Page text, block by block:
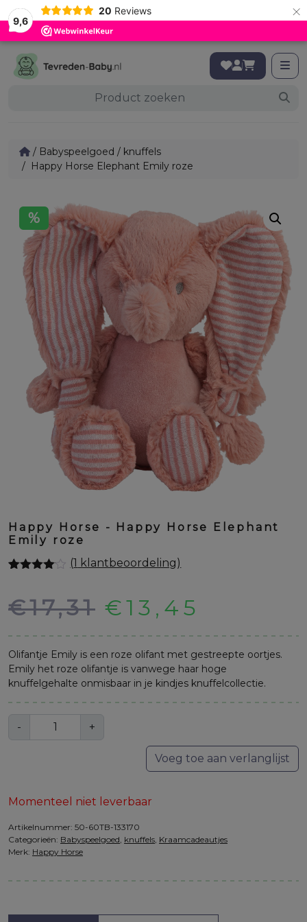
9,6
20 Reviews ×
/ Babyspeelgoed / knuffels
/ Happy Horse Elephant Emily roze
%
Happy Horse - Happy Horse Elephant
Emily roze
gebaseerd
op
(1 klantbeoordeling)
€17,31
prijs
was:
€17,31.
€13,45
prijs
is:
€13,45.
Olifantje Emily is een roze olifant met gestreepte oortjes.
Emily het roze olifantje is vanwege haar hoge
knuffelgehalte onmisbaar in je kindjes knuffelcollectie.
- +
Voeg toe aan verlanglijst
Momenteel niet leverbaar
Artikelnummer: 50-60TB-133170
Categorieën: Babyspeelgoed, knuffels, Kraamcadeautjes
Merk: Happy Horse